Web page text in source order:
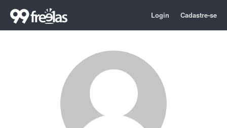
Login Cadastre-se